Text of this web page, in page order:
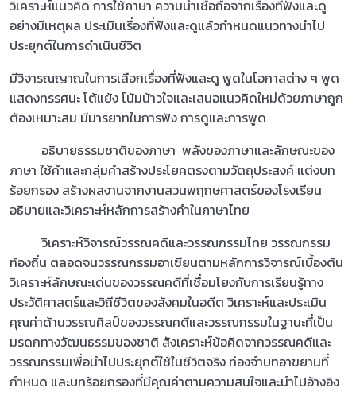
วิเคราะห์แนวคิด การใช้ภาษา ความน่าเชื่อถือจากเรื่องที่ฟังและดู
อย่างมีเหตุผล ประเมินเรื่องที่ฟังและดูแล้วกำหนดแนวทางนำไป
ประยุกต์ในการดำเนินชีวิต
มีวิจารณญาณในการเลือกเรื่องที่ฟังและดู พูดในโอกาสต่าง ๆ พูด
แสดงทรรศนะ โต้แย้ง โน้มน้าวใจและเสนอแนวคิดใหม่ด้วยภาษาถูก
ต้องเหมาะสม มีมารยาทในการฟัง การดูและการพูด
อธิบายธรรมชาติของภาษา พลังของภาษาและลักษณะของ
ภาษา ใช้คำและกลุ่มคำสร้างประโยคตรงตามวัตถุประสงค์ แต่งบท
ร้อยกรอง สร้างผลงานจากงานสวนพฤกษศาสตร์ของโรงเรียน
อธิบายและวิเคราะห์หลักการสร้างคำในภาษาไทย
วิเคราะห์วิจารณ์วรรณคดีและวรรณกรรมไทย วรรณกรรม
ท้องถิ่น ตลอดจนวรรณกรรมอาเซียนตามหลักการวิจารณ์เบื้องต้น
วิเคราะห์ลักษณะเด่นของวรรณคดีที่เชื่อมโยงกับการเรียนรู้ทาง
ประวัติศาสตร์และวิถีชีวิตของสังคมในอดีต วิเคราะห์และประเมิน
คุณค่าด้านวรรณศิลป์ของวรรณคดีและวรรณกรรมในฐานะที่เป็น
มรดกทางวัฒนธรรมของชาติ สังเคราะห์ข้อคิดจากวรรณคดีและ
วรรณกรรมเพื่อนำไปประยุกต์ใช้ในชีวิตจริง ท่องจำบทอาขยานที่
กำหนด และบทร้อยกรองที่มีคุณค่าตามความสนใจและนำไปอ้างอิง